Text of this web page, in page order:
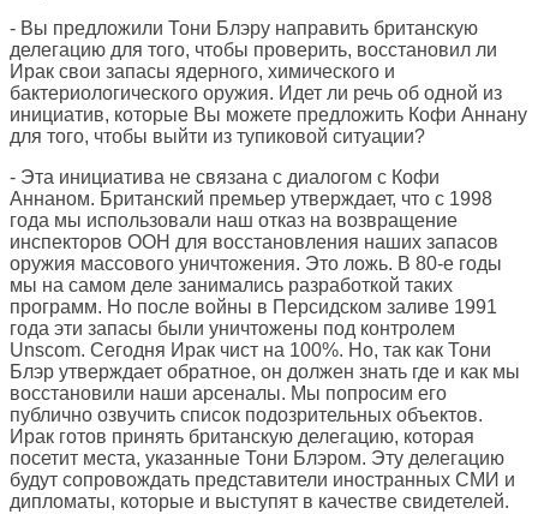
- Вы предложили Тони Блэру направить британскую
делегацию для того, чтобы проверить, восстановил ли
Ирак свои запасы ядерного, химического и
бактериологического оружия. Идет ли речь об одной из
инициатив, которые Вы можете предложить Кофи Аннану
для того, чтобы выйти из тупиковой ситуации?
- Эта инициатива не связана с диалогом с Кофи
Аннаном. Британский премьер утверждает, что с 1998
года мы использовали наш отказ на возвращение
инспекторов ООН для восстановления наших запасов
оружия массового уничтожения. Это ложь. В 80-е годы
мы на самом деле занимались разработкой таких
программ. Но после войны в Персидском заливе 1991
года эти запасы были уничтожены под контролем
Unscom. Сегодня Ирак чист на 100%. Но, так как Тони
Блэр утверждает обратное, он должен знать где и как мы
восстановили наши арсеналы. Мы попросим его
публично озвучить список подозрительных объектов.
Ирак готов принять британскую делегацию, которая
посетит места, указанные Тони Блэром. Эту делегацию
будут сопровождать представители иностранных СМИ и
дипломаты, которые и выступят в качестве свидетелей.